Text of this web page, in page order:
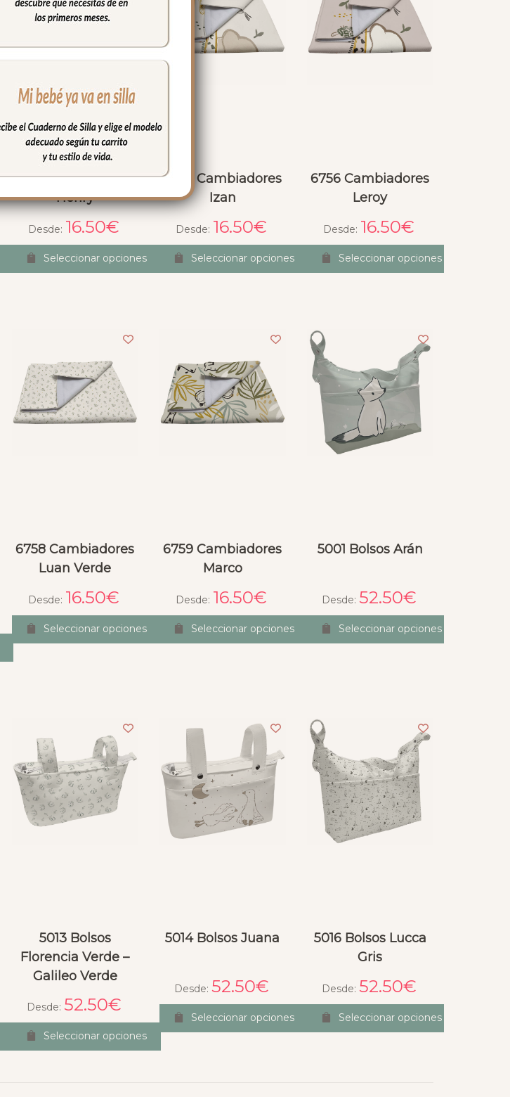
6754 Cambiadores
Henry
Desde: 16.50€
Seleccionar opciones
6755 Cambiadores
Izan
Desde: 16.50€
Seleccionar opciones
6756 Cambiadores
Leroy
Desde: 16.50€
Seleccionar opciones
6758 Cambiadores
Luan Verde
Desde: 16.50€
Seleccionar opciones
6759 Cambiadores
Marco
Desde: 16.50€
Seleccionar opciones
5001 Bolsos Arán
Desde: 52.50€
Seleccionar opciones
5013 Bolsos
Florencia Verde –
Galileo Verde
Desde: 52.50€
Seleccionar opciones
5014 Bolsos Juana
Desde: 52.50€
Seleccionar opciones
5016 Bolsos Lucca
Gris
Desde: 52.50€
Seleccionar opciones